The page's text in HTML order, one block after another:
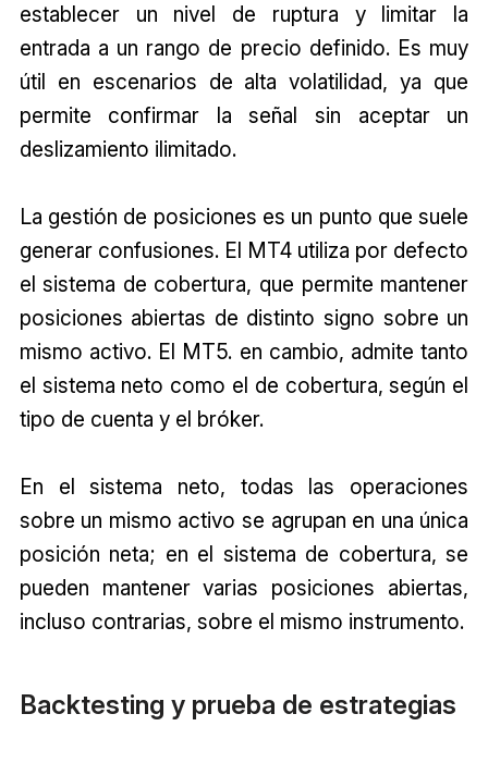
establecer un nivel de ruptura y limitar la
entrada a un rango de precio definido. Es muy
útil en escenarios de alta volatilidad, ya que
permite confirmar la señal sin aceptar un
deslizamiento ilimitado.
La gestión de posiciones es un punto que suele
generar confusiones. El MT4 utiliza por defecto
el sistema de cobertura, que permite mantener
posiciones abiertas de distinto signo sobre un
mismo activo. El MT5. en cambio, admite tanto
el sistema neto como el de cobertura, según el
tipo de cuenta y el bróker.
En el sistema neto, todas las operaciones
sobre un mismo activo se agrupan en una única
posición neta; en el sistema de cobertura, se
pueden mantener varias posiciones abiertas,
incluso contrarias, sobre el mismo instrumento.
Backtesting y prueba de estrategias